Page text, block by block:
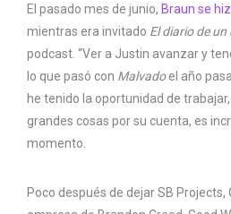
El pasado mes de junio, Braun se
mientras era invitado El diario de
podcast. “Ver a Justin avanzar y
lo que pasó con Malvadoel año
he tenido la oportunidad de
grandes cosas por su cuenta, es
momento.
Poco después de dejar SB Projects,